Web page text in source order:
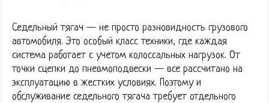
Седельный тягач — не просто разновидность грузового
автомобиля. Это особый класс техники, где каждая
система работает с учетом колоссальных нагрузок. От
точки сцепки до пневмоподвески — все рассчитано на
эксплуатацию в жестких условиях. Поэтому и
обслуживание седельного тягача требует отдельного